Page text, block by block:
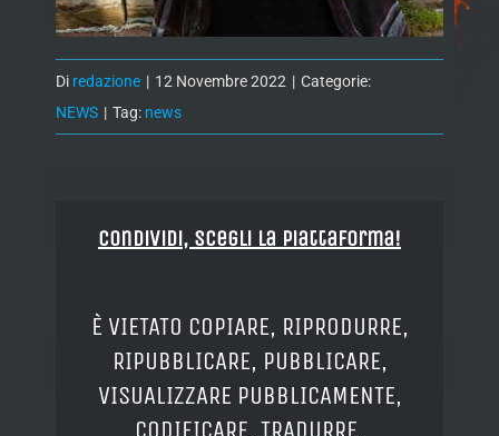
Di redazione | 12 Novembre 2022 | Categorie:
NEWS | Tag: news
Condividi, Scegli la piattaforma!
È VIETATO COPIARE, RIPRODURRE,
RIPUBBLICARE, PUBBLICARE,
VISUALIZZARE PUBBLICAMENTE,
CODIFICARE, TRADURRE,